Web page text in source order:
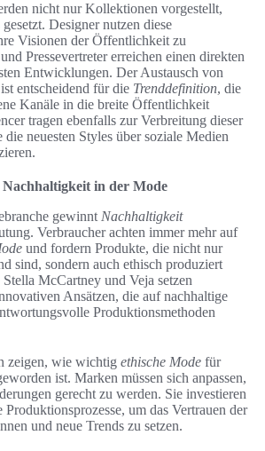
nicht nur Kollektionen vorgestellt,
Designer nutzen diese
Visionen der Öffentlichkeit zu
Pressevertreter erreichen einen direkten
Entwicklungen. Der Austausch von
entscheidend für die Trenddefinition, die
Kanäle in die breite Öffentlichkeit
tragen ebenfalls zur Verbreitung dieser
die neuesten Styles über soziale Medien
in der Mode
gewinnt Nachhaltigkeit
Verbraucher achten immer mehr auf
und fordern Produkte, die nicht nur
sind, sondern auch ethisch produziert
McCartney und Veja setzen
Ansätzen, die auf nachhaltige
Produktionsmethoden
zeigen, wie wichtig ethische Mode für
ist. Marken müssen sich anpassen,
gerecht zu werden. Sie investieren
um das Vertrauen der
und neue Trends zu setzen.